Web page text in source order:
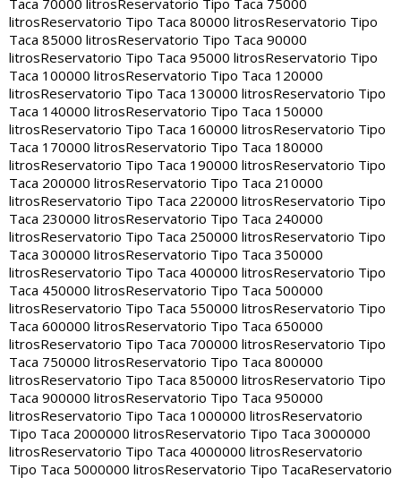
Taca 70000 litros Reservatorio Tipo Taca 75000
litrosReservatorio Tipo Taca 80000 litrosReservatorio Tipo
Taca 85000 litrosReservatorio Tipo Taca 90000
litrosReservatorio Tipo Taca 95000 litrosReservatorio Tipo
Taca 100000 litrosReservatorio Tipo Taca 120000
litrosReservatorio Tipo Taca 130000 litrosReservatorio Tipo
Taca 140000 litrosReservatorio Tipo Taca 150000
litrosReservatorio Tipo Taca 160000 litrosReservatorio Tipo
Taca 170000 litrosReservatorio Tipo Taca 180000
litrosReservatorio Tipo Taca 190000 litrosReservatorio Tipo
Taca 200000 litrosReservatorio Tipo Taca 210000
litrosReservatorio Tipo Taca 220000 litrosReservatorio Tipo
Taca 230000 litrosReservatorio Tipo Taca 240000
litrosReservatorio Tipo Taca 250000 litrosReservatorio Tipo
Taca 300000 litrosReservatorio Tipo Taca 350000
litrosReservatorio Tipo Taca 400000 litrosReservatorio Tipo
Taca 450000 litrosReservatorio Tipo Taca 500000
litrosReservatorio Tipo Taca 550000 litrosReservatorio Tipo
Taca 600000 litrosReservatorio Tipo Taca 650000
litrosReservatorio Tipo Taca 700000 litrosReservatorio Tipo
Taca 750000 litrosReservatorio Tipo Taca 800000
litrosReservatorio Tipo Taca 850000 litrosReservatorio Tipo
Taca 900000 litrosReservatorio Tipo Taca 950000
litrosReservatorio Tipo Taca 1000000 litrosReservatorio
Tipo Taca 2000000 litrosReservatorio Tipo Taca 3000000
litrosReservatorio Tipo Taca 4000000 litrosReservatorio
Tipo Taca 5000000 litrosReservatorio Tipo TacaReservatorio